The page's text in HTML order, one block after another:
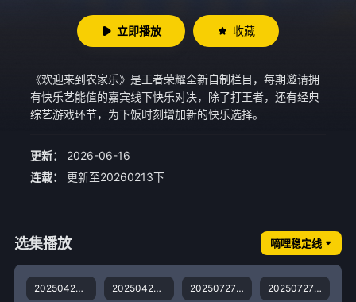
立即播放 收藏
《欢迎来到农家乐》是王者荣耀全新自制栏目，每期邀请拥
有快乐艺能值的嘉宾线下快乐对决，除了打王者，还有经典
综艺游戏环节，为下饭时刻增加新的快乐选择。
更新：
2026-06-16
连载：
更新至20260213下
选集播放 嘀哩稳定线
20250426第1期上 20250426第1期下 20250727第2期上 20250727第2期下